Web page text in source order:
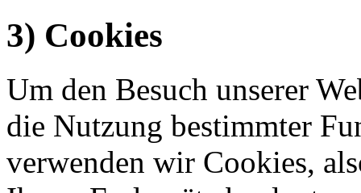
3) Cookies
Um den Besuch unserer
die Nutzung bestimmter
verwenden wir Cookies,